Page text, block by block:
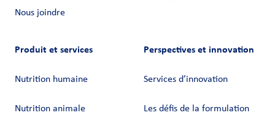
Nous joindre
Produit et services
Nutrition humaine
Nutrition animale
Perspectives et innovation
Services d’innovation
Les défis de la formulation